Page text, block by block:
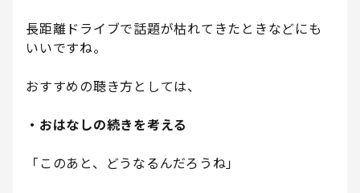
長距離ドライブで話題が枯れてきたときなどにも
いいですね。
おすすめの聴き方としては、
・おはなしの続きを考える
「このあと、どうなるんだろうね」